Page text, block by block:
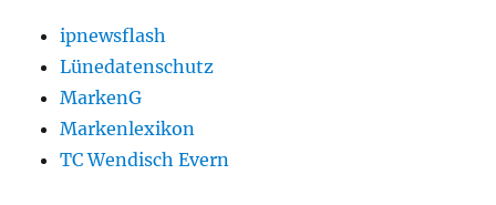
ipnewsflash
Lünedatenschutz
MarkenG
Markenlexikon
TC Wendisch Evern